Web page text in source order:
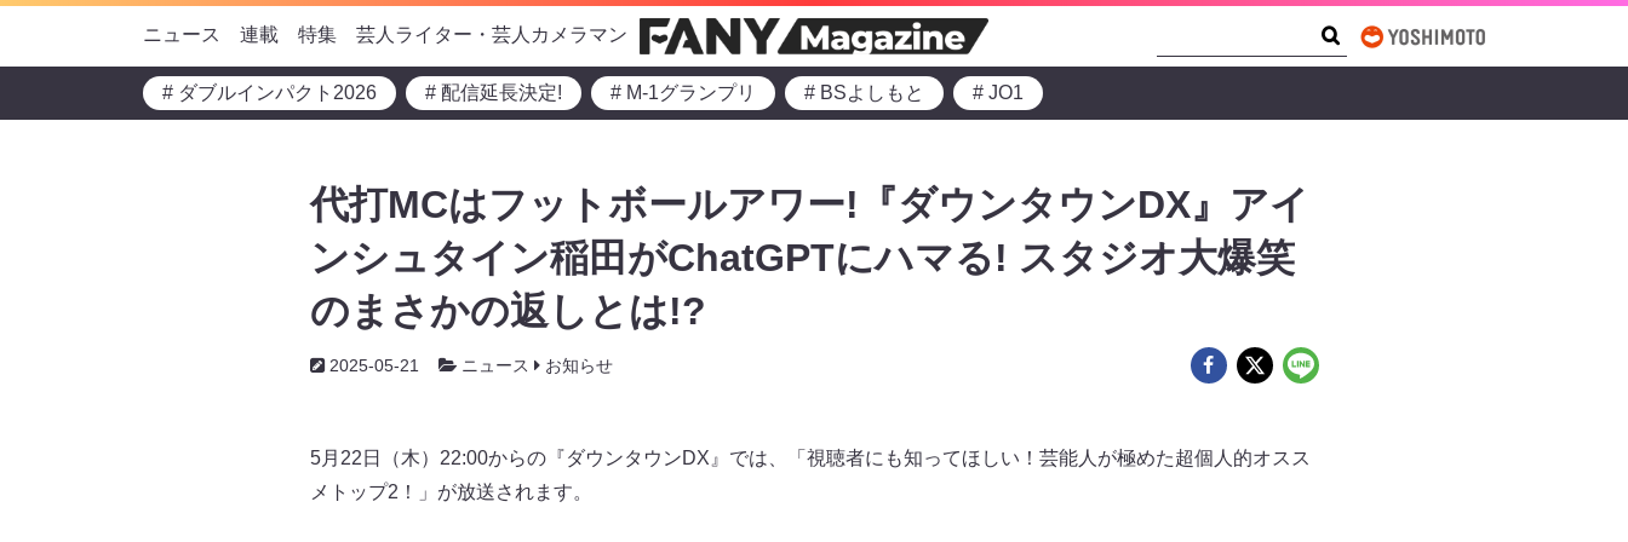
ニュース 連載 特集 芸人ライター・芸人カメラマン
# ダブルインパクト2026 # 配信延長決定! # M-1グランプリ # BSよしもと # JO1
代打MCはフットボールアワー!『ダウンタウンDX』アイ
ンシュタイン稲田がChatGPTにハマる! スタジオ大爆笑
のまさかの返しとは!?
2025-05-21 ニュース お知らせ
5月22日（木）22:00からの『ダウンタウンDX』では、「視聴者にも知ってほしい！芸能人が極めた超個人的オスス
メトップ2！」が放送されます。